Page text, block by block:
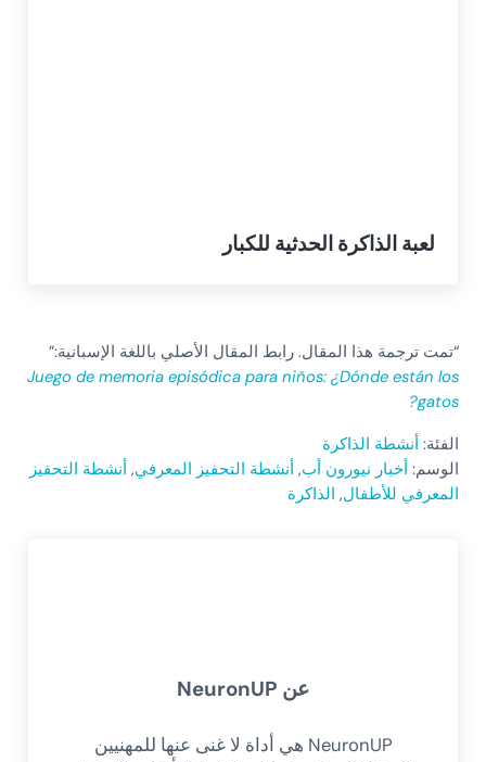
لعبة الذاكرة الحدثية للكبار
“تمت ترجمة هذا المقال. رابط المقال الأصلي باللغة الإسبانية:”
Juego de memoria episódica para niños: ¿Dónde están los
gatos?
الفئة: أنشطة الذاكرة
الوسم: أخبار نيورون أب, أنشطة التحفيز المعرفي, أنشطة التحفيز
المعرفي للأطفال, الذاكرة
عن NeuronUP
NeuronUP هي أداة لا غنى عنها للمهنيين